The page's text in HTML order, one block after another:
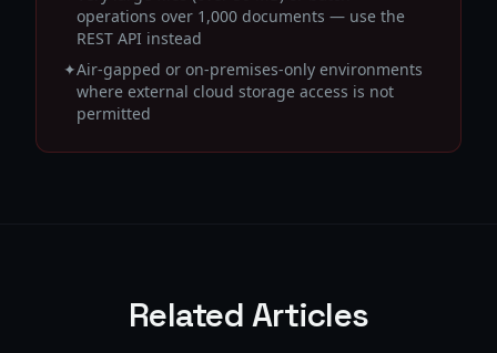
operations over 1,000 documents — use the
REST API instead
✦Air-gapped or on-premises-only environments
where external cloud storage access is not
permitted
Related Articles